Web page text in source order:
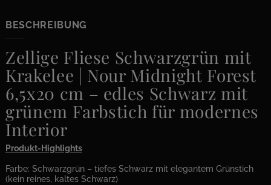
BESCHREIBUNG
Zellige Fliese Schwarzgrün mit
Krakelee | Nour Midnight Forest
6,5x20 cm – edles Schwarz mit
grünem Farbstich für modernes
Interior
Produkt-Highlights
Farbe: Schwarzgrün – tiefes Schwarz mit elegantem Grünstich
(kein reines, kaltes Schwarz)